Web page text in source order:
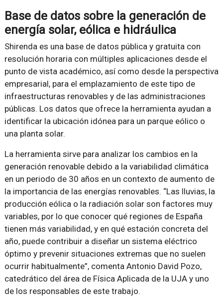
Base de datos sobre la generación de
energía solar, eólica e hidráulica
Shirenda es una base de datos pública y gratuita con
resolución horaria con múltiples aplicaciones desde el
punto de vista académico, así como desde la perspectiva
empresarial, para el emplazamiento de este tipo de
infraestructuras renovables y de las administraciones
públicas. Los datos que ofrece la herramienta ayudan a
identificar la ubicación idónea para un parque eólico o
una planta solar.
La herramienta sirve para analizar los cambios en la
generación renovable debido a la variabilidad climática
en un periodo de 30 años en un contexto de aumento de
la importancia de las energías renovables. “Las lluvias, la
producción eólica o la radiación solar son factores muy
variables, por lo que conocer qué regiones de España
tienen más variabilidad, y en qué estación concreta del
año, puede contribuir a diseñar un sistema eléctrico
óptimo y prevenir situaciones extremas que no suelen
ocurrir habitualmente”, comenta Antonio David Pozo,
catedrático del área de Física Aplicada de la UJA y uno
de los responsables de este trabajo.